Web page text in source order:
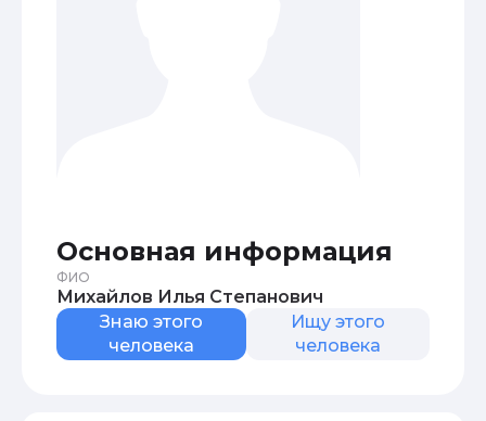
Основная информация
ФИО
Михайлов Илья Степанович
Знаю этого
человека
Ищу этого
человека